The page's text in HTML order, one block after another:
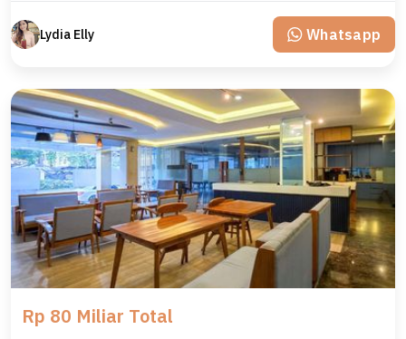
Lydia Elly Whatsapp
Rp 80 Miliar Total